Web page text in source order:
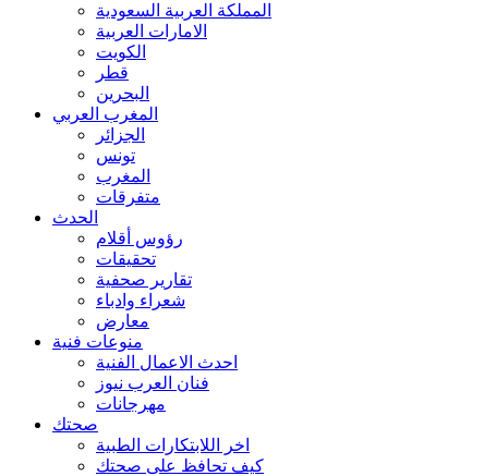
المملكة العربية السعودية
الامارات العربية
الكويت
قطر
البحرين
المغرب العربي
الجزائر
تونس
المغرب
متفرقات
الحدث
رؤوس أقلام
تحقيقات
تقارير صحفية
شعراء وادباء
معارض
منوعات فنية
احدث الاعمال الفنية
فنان العرب نيوز
مهرجانات
صحتك
اخر اللابتكارات الطبية
كيف تحافظ على صحتك